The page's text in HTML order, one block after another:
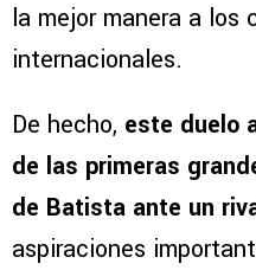
la mejor manera a los
internacionales.
De hecho, este duelo
de las primeras
de Batista ante un
aspiraciones